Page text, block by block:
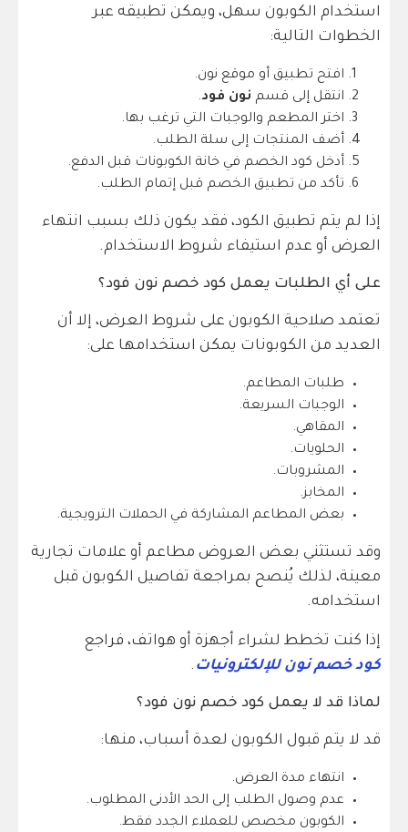
استخدام الكوبون سهل، ويمكن تطبيقه عبر
الخطوات التالية:
افتح تطبيق أو موقع نون.
انتقل إلى قسم نون فود.
اختر المطعم والوجبات التي ترغب بها.
أضف المنتجات إلى سلة الطلب.
أدخل كود الخصم في خانة الكوبونات قبل الدفع.
تأكد من تطبيق الخصم قبل إتمام الطلب.
إذا لم يتم تطبيق الكود، فقد يكون ذلك بسبب انتهاء
العرض أو عدم استيفاء شروط الاستخدام.
على أي الطلبات يعمل كود خصم نون فود؟
تعتمد صلاحية الكوبون على شروط العرض، إلا أن
العديد من الكوبونات يمكن استخدامها على:
طلبات المطاعم.
الوجبات السريعة.
المقاهي.
الحلويات.
المشروبات.
المخابز.
بعض المطاعم المشاركة في الحملات الترويجية.
وقد تستثني بعض العروض مطاعم أو علامات تجارية
معينة، لذلك يُنصح بمراجعة تفاصيل الكوبون قبل
استخدامه.
إذا كنت تخطط لشراء أجهزة أو هواتف، فراجع
كود خصم نون للإلكترونيات .
لماذا قد لا يعمل كود خصم نون فود؟
قد لا يتم قبول الكوبون لعدة أسباب، منها:
انتهاء مدة العرض.
عدم وصول الطلب إلى الحد الأدنى المطلوب.
الكوبون مخصص للعملاء الجدد فقط.